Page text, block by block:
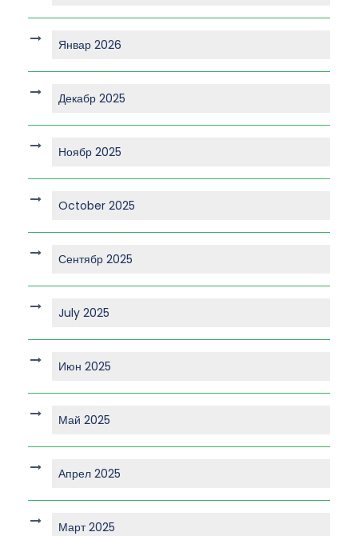
Январ 2026
Декабр 2025
Ноябр 2025
October 2025
Сентябр 2025
July 2025
Июн 2025
Май 2025
Апрел 2025
Март 2025